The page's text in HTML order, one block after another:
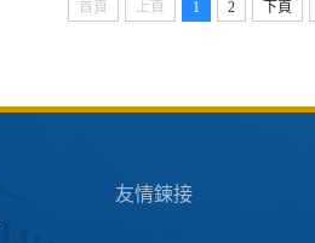
首頁 上頁 1 2 下頁
友情鍊接